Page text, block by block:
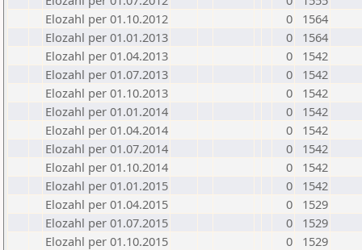
Elozahl per 01.10.2012
0
1564
Elozahl per 01.01.2013
0
1564
Elozahl per 01.04.2013
0
1542
Elozahl per 01.07.2013
0
1542
Elozahl per 01.10.2013
0
1542
Elozahl per 01.01.2014
0
1542
Elozahl per 01.04.2014
0
1542
Elozahl per 01.07.2014
0
1542
Elozahl per 01.10.2014
0
1542
Elozahl per 01.01.2015
0
1542
Elozahl per 01.04.2015
0
1529
Elozahl per 01.07.2015
0
1529
Elozahl per 01.10.2015
0
1529